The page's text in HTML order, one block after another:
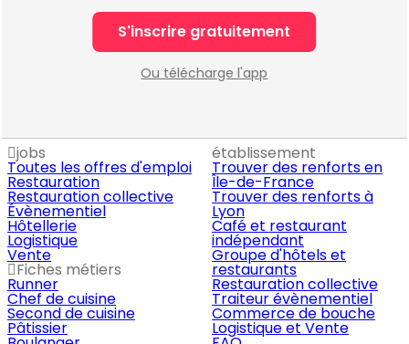
S'inscrire gratuitement
Ou télécharge l'app
jobs
Toutes les offres d'emploi
Restauration
Restauration collective
Évènementiel
Hôtellerie
Logistique
Vente
Fiches métiers
Runner
Chef de cuisine
Second de cuisine
Pâtissier
établissement
Trouver des renforts en
Île-de-France
Trouver des renforts à
Lyon
Café et restaurant
indépendant
Groupe d'hôtels et
restaurants
Restauration collective
Traiteur évènementiel
Commerce de bouche
Logistique et Vente